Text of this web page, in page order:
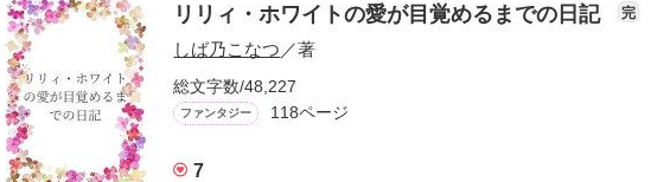
リリィ・ホワイトの愛が目覚めるまでの日記 完
しば乃こなつ ／著
総文字数/48,227
ファンタジー 118ページ
7